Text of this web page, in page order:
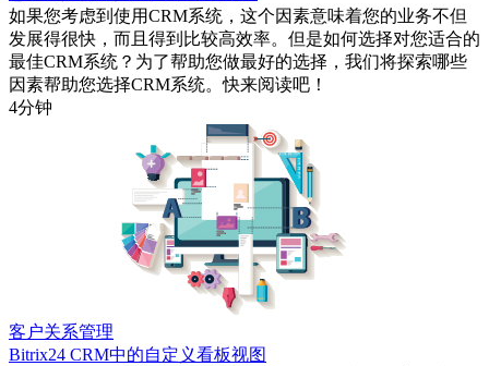
如果您考虑到使用CRM系统，这个因素意味着您的业务不但
发展得很快，而且得到比较高效率。但是如何选择对您适合的
最佳CRM系统？为了帮助您做最好的选择，我们将探索哪些
因素帮助您选择CRM系统。快来阅读吧！
4分钟
客户关系管理
Bitrix24 CRM中的自定义看板视图